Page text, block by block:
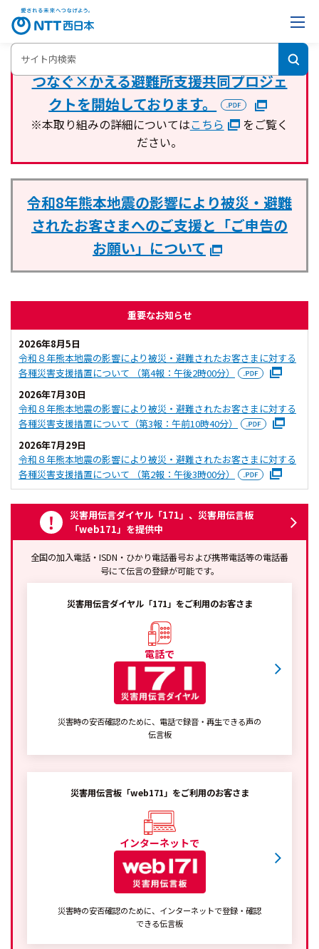
つなぐ×かえる避難所支援共同プロジェ
クトを開始しております。
※本取り組みの詳細についてはこちら
をご覧く
ださい。
令和8年熊本地震の影響により被災・避難
されたお客さまへのご支援と「ご申告の
お願い」について
重要なお知らせ
2026年8月5日
令和８年熊本地震の影響により被災・避難されたお客さまに対する
各種災害支援措置について （第4報：午後2時00分）
2026年7月30日
令和８年熊本地震の影響により被災・避難されたお客さまに対する
各種災害支援措置について（第3報：午前10時40分）
2026年7月29日
令和８年熊本地震の影響により被災・避難されたお客さまに対する
各種災害支援措置について （第2報：午後3時00分）
災害用伝言ダイヤル「171」、災害用伝言板
「web171」を提供中
全国の加入電話・ISDN・ひかり電話番号および携帯電話等の電話番
号にて伝言の登録が可能です。
災害用伝言ダイヤル「171」をご利用のお客さま
電話で
災害時の安否確認のために、電話で録音・再生できる声の
伝言板
災害用伝言板「web171」をご利用のお客さま
インターネットで
災害時の安否確認のために、インターネットで登録・確認
できる伝言板